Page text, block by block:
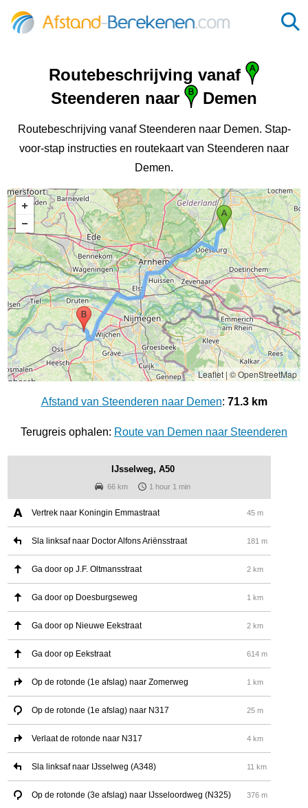
Routebeschrijving vanaf
Steenderen naar
Demen
Routebeschrijving vanaf Steenderen naar Demen. Stap-
voor-stap instructies en routekaart van Steenderen naar
Demen.
Leaflet|© OpenStreetMap
Afstand van Steenderen naar Demen: 71.3 km
Terugreis ophalen: Route van Demen naar Steenderen
IJsselweg, A50
66 km 1 hour 1 min
Vertrek naar Koningin Emmastraat 45 m
Sla linksaf naar Doctor Alfons Ariënsstraat 181 m
Ga door op J.F. Oltmansstraat 2 km
Ga door op Doesburgseweg 1 km
Ga door op Nieuwe Eekstraat 2 km
Ga door op Eekstraat 614 m
Op de rotonde (1e afslag) naar Zomerweg 1 km
Op de rotonde (1e afslag) naar N317 25 m
Verlaat de rotonde naar N317 4 km
Sla linksaf naar IJsselweg (A348) 11 km
Op de rotonde (3e afslag) naar IJsseloordweg (N325) 376 m